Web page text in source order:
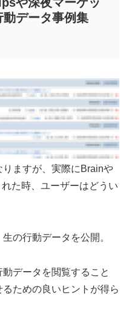
動データ事例集
ますが、実際にBrainや
た時、ユーザーはどうい
の行動データを公開。
データを閲覧すること
ための良いヒントが得ら